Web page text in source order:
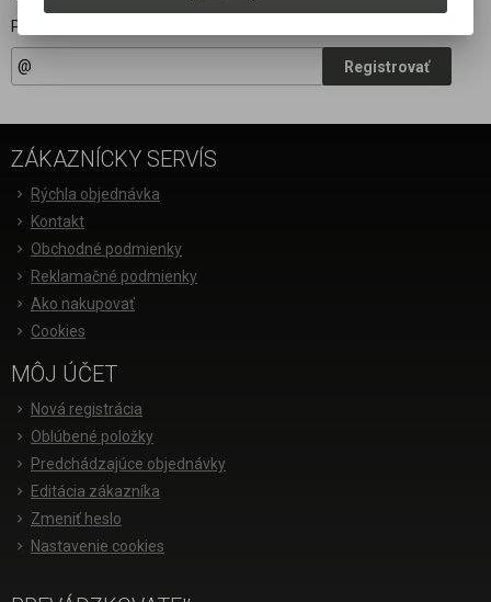
Prihláste sa k odberu noviniek
Registrovať
ZÁKAZNÍCKY SERVÍS
Rýchla objednávka
Kontakt
Obchodné podmienky
Reklamačné podmienky
Ako nakupovať
Cookies
MÔJ ÚČET
Nová registrácia
Oblúbené položky
Predchádzajúce objednávky
Editácia zákazníka
Zmeniť heslo
Nastavenie cookies